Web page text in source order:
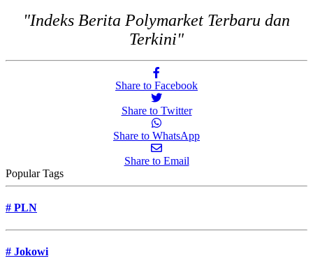
"Indeks Berita Polymarket Terbaru dan
Terkini"
Share to Facebook
Share to Twitter
Share to WhatsApp
Share to Email
Popular Tags
# PLN
# Jokowi